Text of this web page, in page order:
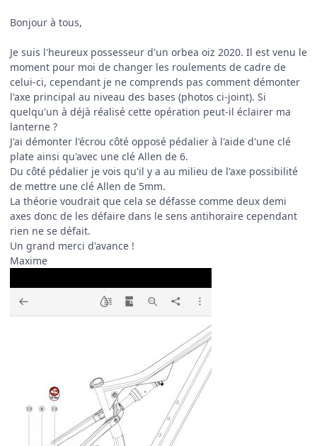
Bonjour à tous,
Je suis l'heureux possesseur d'un orbea oiz 2020. Il est venu le
moment pour moi de changer les roulements de cadre de
celui-ci, cependant je ne comprends pas comment démonter
l'axe principal au niveau des bases (photos ci-joint). Si
quelqu'un à déjà réalisé cette opération peut-il éclairer ma
lanterne ?
J'ai démonter l'écrou côté opposé pédalier à l'aide d'une clé
plate ainsi qu'avec une clé Allen de 6.
Du côté pédalier je vois qu'il y a au milieu de l'axe possibilité
de mettre une clé Allen de 5mm.
La théorie voudrait que cela se défasse comme deux demi
axes donc de les défaire dans le sens antihoraire cependant
rien ne se défait.
Un grand merci d'avance !
Maxime